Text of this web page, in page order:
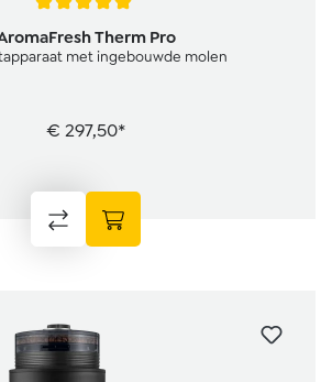
Therm Pro
met ingebouwde molen
€ 297,50*